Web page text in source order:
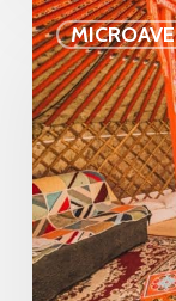
Hébergement
insolite
Belgique
:
cabanes
dans
les
arbres,